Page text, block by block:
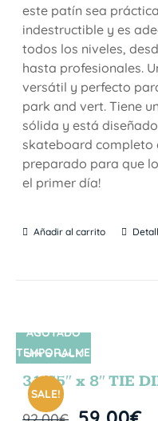
este patín sea
indestructible y es
todos los niveles,
hasta profesionales.
versátil y perfecto
park and vert. Tiene
sólida y está diseñado
skateboard completo
preparado para que
el primer día!
Añadir al carrito
SIN STOCK
SALE!
AGOTADO
TEMPORALME
NTE
31.75″ x 8″ TIE